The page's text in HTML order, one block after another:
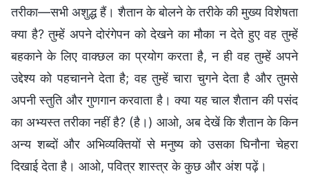
तरीका—सभी अशुद्ध हैं। शैतान के बोलने के तरीके की मुख्य विशेषता
क्या है? तुम्हें अपने दोरंगेपन को देखने का मौका न देते हुए वह तुम्हें
बहकाने के लिए वाक्छल का प्रयोग करता है, न ही वह तुम्हें अपने
उद्देश्य को पहचानने देता है; वह तुम्हें चारा चुगने देता है और तुमसे
अपनी स्तुति और गुणगान करवाता है। क्या यह चाल शैतान की पसंद
का अभ्यस्त तरीका नहीं है? (है।) आओ, अब देखें कि शैतान के किन
अन्य शब्दों और अभिव्यक्तियों से मनुष्य को उसका घिनौना चेहरा
दिखाई देता है। आओ, पवित्र शास्त्र के कुछ और अंश पढ़ें।